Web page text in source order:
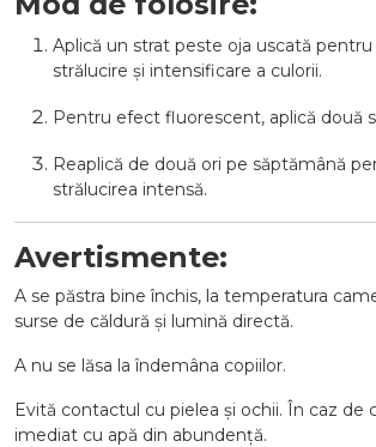
Aplică un strat peste oja uscată
strălucire și intensificare a culorii.
Pentru efect fluorescent, aplică două
Reaplică de două ori pe săptămână
strălucirea intensă.
Avertismente:
A se păstra bine închis, la temperatura
surse de căldură și lumină directă.
A nu se lăsa la îndemâna copiilor.
Evită contactul cu pielea și ochii. În caz de
imediat cu apă din abundență.